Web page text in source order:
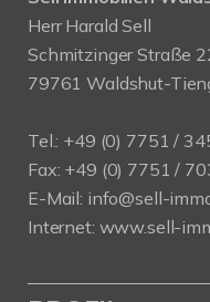
Herr Harald Sell
Schmitzinger Straße
79761 Waldshut-
Tel.: +49 (0) 7751 /
Fax: +49 (0) 7751 /
E-Mail: info@sell-
Internet: www.sell-